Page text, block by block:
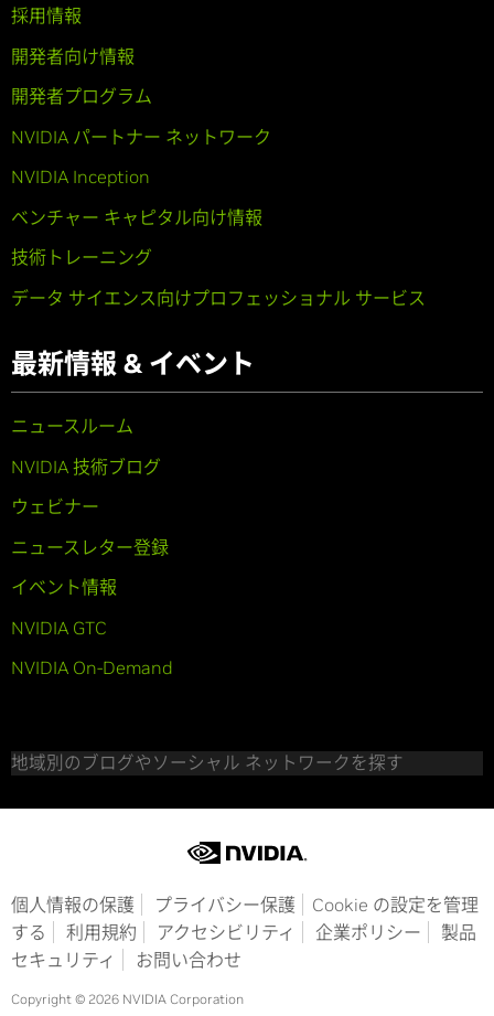
採用情報
開発者向け情報
開発者プログラム
NVIDIA パートナー ネットワーク
NVIDIA Inception
ベンチャー キャピタル向け情報
技術トレーニング
データ サイエンス向けプロフェッショナル サービス
最新情報 & イベント
ニュースルーム
NVIDIA 技術ブログ
ウェビナー
ニュースレター登録
イベント情報
NVIDIA GTC
NVIDIA On-Demand
地域別のブログやソーシャル ネットワークを探す
個人情報の保護 プライバシー保護
Cookie の設定を管理
する
利用規約 アクセシビリティ 企業ポリシー
製品
セキュリティ
お問い合わせ
Copyright © 2026 NVIDIA Corporation